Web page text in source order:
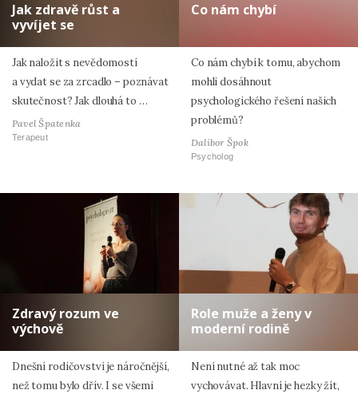
Jak zdravě růst a
vyvíjet se
Jak naložit s nevědomostí
a vydat se za zrcadlo – poznávat
skutečnost? Jak dlouhá to …
Pavel Špatenka
Terapeut
Co nám chybí
Co nám chybí k tomu, abychom
mohli dosáhnout
psychologického řešení našich
problémů?
Dalibor Špok
Psycholog
Zdravý rozum ve
výchově
Dnešní rodičovství je náročnější,
než tomu bylo dřív. I se všemi
Role muže a ženy v
moderní rodině
Není nutné až tak moc
vychovávat. Hlavní je hezky žít,